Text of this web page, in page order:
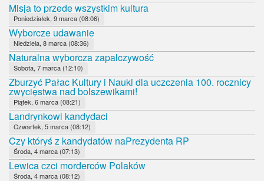
Misja to przede wszystkim kultura
Poniedziałek, 9 marca (08:06)
Wyborcze udawanie
Niedziela, 8 marca (08:36)
Naturalna wyborcza zapalczywość
Sobota, 7 marca (12:10)
Zburzyć Pałac Kultury i Nauki dla uczczenia 100. rocznicy
zwycięstwa nad bolszewikami!
Piątek, 6 marca (08:21)
Landrynkowi kandydaci
Czwartek, 5 marca (08:12)
Czy któryś z kandydatów naPrezydenta RP
Środa, 4 marca (07:13)
Lewica czci morderców Polaków
Środa, 4 marca (08:12)